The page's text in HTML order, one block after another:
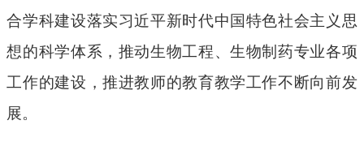
合学科建设落实习近平新时代中国特色社会主义思
想的科学体系，推动生物工程、生物制药专业各项
工作的建设，推进教师的教育教学工作不断向前发
展。